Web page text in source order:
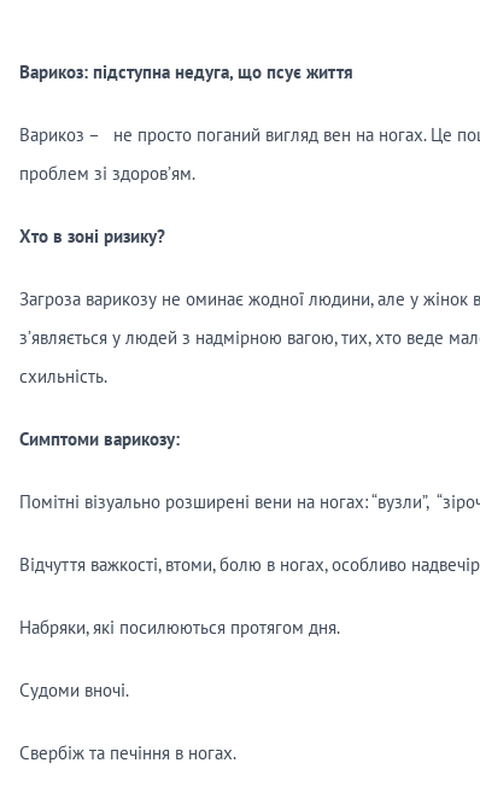
Варикоз: підступна недуга, що псує життя
Варикоз – не просто поганий вигляд вен на ногах. Це
проблем зі здоров’ям.
Хто в зоні ризику?
Загроза варикозу не оминає жодної людини, але у жінок
з’являється у людей з надмірною вагою, тих, хто веде
схильність.
Симптоми варикозу:
Помітні візуально розширені вени на ногах: “вузли”,
Відчуття важкості, втоми, болю в ногах, особливо
Набряки, які посилюються протягом дня.
Судоми вночі.
Свербіж та печіння в ногах.